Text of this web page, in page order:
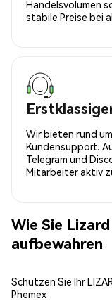
Handelsvolumen
stabile Preise bei
Wir bieten rund
Kundensupport.
Telegram und
Mitarbeiter aktiv
Wie Sie
aufbewahren
Schützen Sie Ihr
Phemex